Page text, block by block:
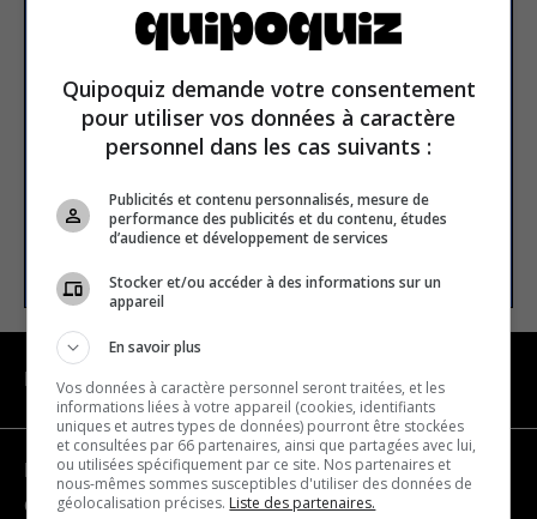
Subscribe to our
newsletter
Email address
SUBSCRIBE
NAVIGATION
Become a partner
Contact us
Quipoquiz demande votre consentement
pour utiliser vos données à caractère
personnel dans les cas suivants :
Publicités et contenu personnalisés, mesure de
performance des publicités et du contenu, études
d’audience et développement de services
Stocker et/ou accéder à des informations sur un
appareil
En savoir plus
Vos données à caractère personnel seront traitées, et les
informations liées à votre appareil (cookies, identifiants
uniques et autres types de données) pourront être stockées
et consultées par 66 partenaires, ainsi que partagées avec lui,
ou utilisées spécifiquement par ce site. Nos partenaires et
nous-mêmes sommes susceptibles d'utiliser des données de
géolocalisation précises. Liste des partenaires.